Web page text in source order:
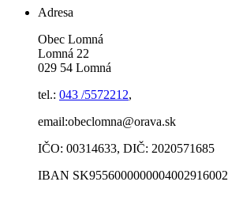
Adresa
Obec Lomná
Lomná 22
029 54 Lomná
tel.: 043 /5572212,
email:obeclomna@orava.sk
IČO: 00314633, DIČ: 2020571685
IBAN SK9556000000004002916002